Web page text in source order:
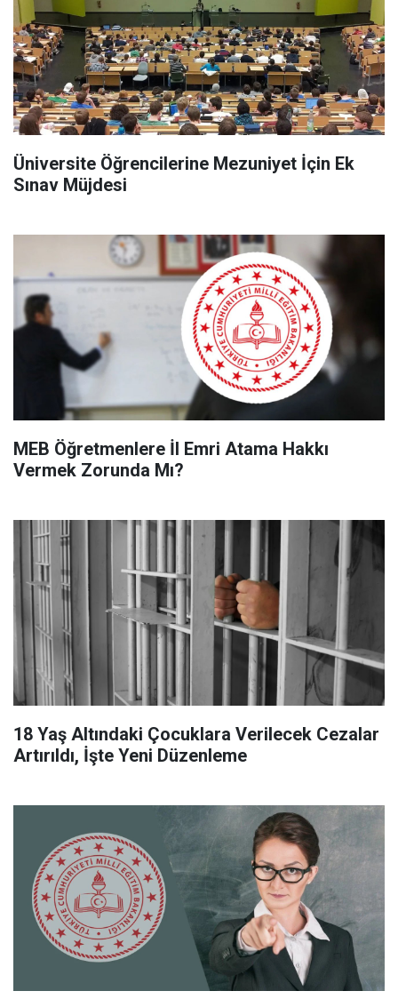
Üniversite Öğrencilerine Mezuniyet İçin Ek
Sınav Müjdesi
MEB Öğretmenlere İl Emri Atama Hakkı
Vermek Zorunda Mı?
18 Yaş Altındaki Çocuklara Verilecek Cezalar
Artırıldı, İşte Yeni Düzenleme